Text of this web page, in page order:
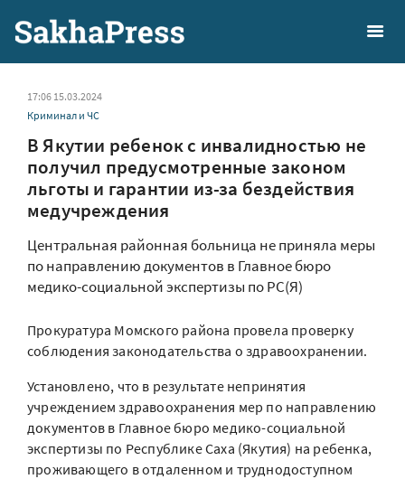
17:06 15.03.2024
Криминал и ЧС
В Якутии ребенок с инвалидностью не
получил предусмотренные законом
льготы и гарантии из-за бездействия
медучреждения
Центральная районная больница не приняла меры
по направлению документов в Главное бюро
медико-социальной экспертизы по РС(Я)
Прокуратура Момского района провела проверку
соблюдения законодательства о здравоохранении.
Установлено, что в результате непринятия
учреждением здравоохранения мер по направлению
документов в Главное бюро медико-социальной
экспертизы по Республике Саха (Якутия) на ребенка,
проживающего в отдаленном и труднодоступном